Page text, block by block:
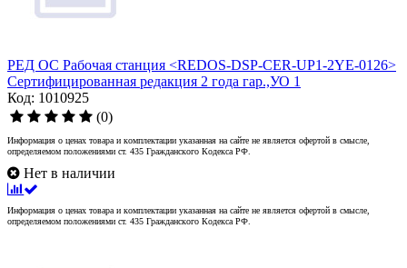
РЕД ОС Рабочая станция <REDOS-DSP-CER-UP1-2YE-0126>
Сертифицированная редакция 2 года гар.,УО 1
Код: 1010925
(0)
Информация о ценах товара и комплектации указанная на сайте не является офертой в смысле,
определяемом положениями ст. 435 Гражданского Кодекса РФ.
Нет в наличии
Информация о ценах товара и комплектации указанная на сайте не является офертой в смысле,
определяемом положениями ст. 435 Гражданского Кодекса РФ.